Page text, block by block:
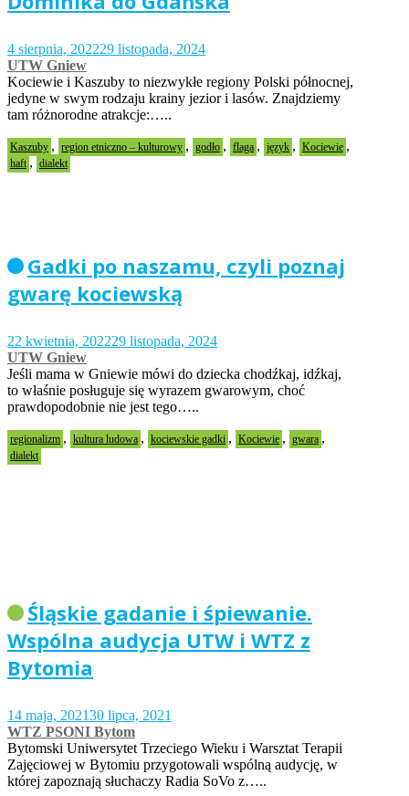
4 sierpnia, 202229 listopada, 2024
UTW Gniew
Kociewie i Kaszuby to niezwykłe regiony Polski północnej,
jedyne w swym rodzaju krainy jezior i lasów. Znajdziemy
tam różnorodne atrakcje:…..
Kaszuby , region etniczno – kulturowy , godło , flaga , język , Kociewie ,
haft , dialekt
Gadki po naszamu, czyli poznaj
gwarę kociewską
22 kwietnia, 202229 listopada, 2024
UTW Gniew
Jeśli mama w Gniewie mówi do dziecka chodźkaj, idźkaj,
to właśnie posługuje się wyrazem gwarowym, choć
prawdopodobnie nie jest tego…..
regionalizm , kultura ludowa , kociewskie gadki , Kociewie , gwara ,
dialekt
Śląskie gadanie i śpiewanie.
Wspólna audycja UTW i WTZ z
Bytomia
14 maja, 202130 lipca, 2021
WTZ PSONI Bytom
Bytomski Uniwersytet Trzeciego Wieku i Warsztat Terapii
Zajęciowej w Bytomiu przygotowali wspólną audycję, w
której zapoznają słuchaczy Radia SoVo z…..